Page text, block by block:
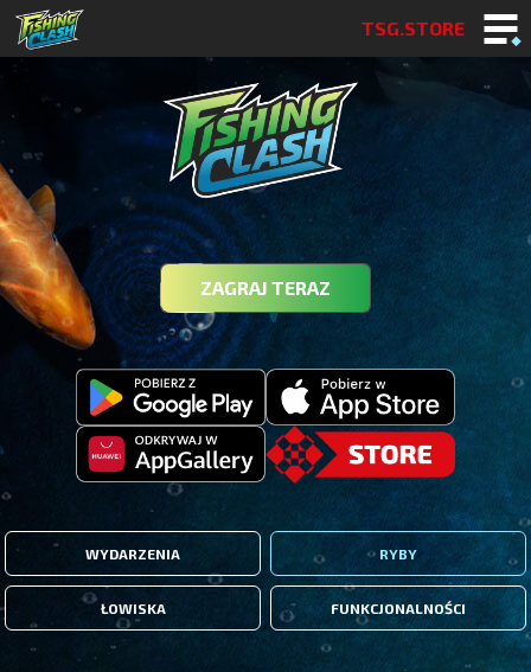
TSG.STORE
ZAGRAJ TERAZ
WYDARZENIA RYBY
ŁOWISKA FUNKCJONALNOŚCI